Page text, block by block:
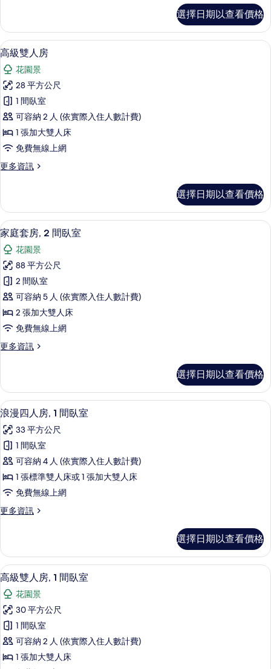
相
片
雙
人
房
的
詳
情
選擇日期以查看價格
顯
示
高
級
雙
人
房
所
相
片
高級雙人房 | 高級寢具、書桌、遮光
6
高級雙人房
花園景
28 平方公尺
1 間臥室
可容納 2 人 (依實際入住人數計費)
1 張加大雙人床
免費無線上網
更多資訊
更
雙
人
房
的
詳
情
選擇日期以查看價格
顯
示
家
庭
套
房,
2
間
臥
的
所
有
相
片
家庭套房, 2 間臥室 | 高級寢具、書桌
9
家庭套房, 2 間臥室
花園景
88 平方公尺
2 間臥室
可容納 5 人 (依實際入住人數計費)
2 張加大雙人床
免費無線上網
更多資訊
更
套
房,
2
臥
室
的
詳
情
選擇日期以查看價格
顯
示
浪
漫
四
人
1
臥
室
的
所
有
相
片
浪漫四人房, 1 間臥室 | 高級寢具、書
5
浪漫四人房, 1 間臥室
33 平方公尺
1 間臥室
可容納 4 人 (依實際入住人數計費)
1 張標準雙人床或 1 張加大雙人床
免費無線上網
更多資訊
更
四
人
房,
間
臥
室
的
詳
情
選擇日期以查看價格
顯
示
高
級
雙
人
高級雙人房, 1 間臥室 | 高級寢具、書
6
高級雙人房, 1 間臥室
花園景
30 平方公尺
1 間臥室
可容納 2 人 (依實際入住人數計費)
1 張加大雙人床